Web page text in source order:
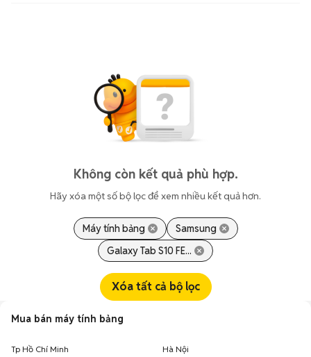
Không còn kết quả phù hợp.
Hãy xóa một số bộ lọc để xem nhiều kết quả hơn.
Máy tính bảng
Samsung
Galaxy Tab S10 FE...
Xóa tất cả bộ lọc
Mua bán máy tính bảng
Tp Hồ Chí Minh Hà Nội